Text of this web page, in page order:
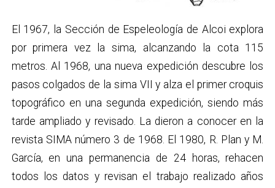
El 1967, la Sección de Espeleología de Alcoi explora
por primera vez la sima, alcanzando la cota 115
metros. Al 1968, una nueva expedición descubre los
pasos colgados de la sima VII y alza el primer croquis
topográfico en una segunda expedición, siendo más
tarde ampliado y revisado. La dieron a conocer en la
revista SIMA número 3 de 1968. El 1980, R. Plan y M.
García, en una permanencia de 24 horas, rehacen
todos los datos y revisan el trabajo realizado años